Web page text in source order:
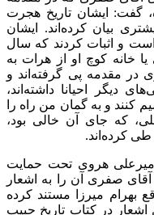
گفت: ایشان تاریخ هجرت
بیان کرده‌اند. ایشان
است و اثبات کردند که سال
یا خانه کوچ او از هرات به
در مقدمه پی گرفته‌اند و
دیگر احیانا داشته‌اند،
کنند و به گمان من راه را
که جای آن خالی بود،
طی کرده‌اند.
هروی تحت حمایت
صفری آن را به اشعار
بهرام میرزا مستند کرده
در کتاب تاریخ حبیب